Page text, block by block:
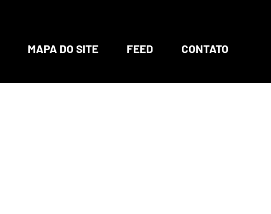
MAPA DO SITE FEED CONTATO